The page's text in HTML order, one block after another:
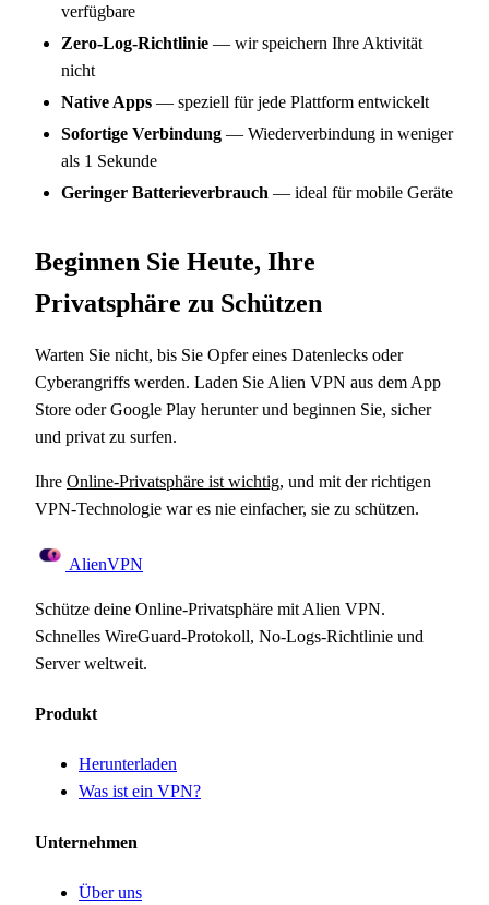
verfügbare
Zero-Log-Richtlinie — wir speichern Ihre Aktivität
nicht
Native Apps — speziell für jede Plattform entwickelt
Sofortige Verbindung — Wiederverbindung in weniger
als 1 Sekunde
Geringer Batterieverbrauch — ideal für mobile Geräte
Beginnen Sie Heute, Ihre
Privatsphäre zu Schützen
Warten Sie nicht, bis Sie Opfer eines Datenlecks oder
Cyberangriffs werden. Laden Sie Alien VPN aus dem App
Store oder Google Play herunter und beginnen Sie, sicher
und privat zu surfen.
Ihre Online-Privatsphäre ist wichtig, und mit der richtigen
VPN-Technologie war es nie einfacher, sie zu schützen.
AlienVPN
Schütze deine Online-Privatsphäre mit Alien VPN.
Schnelles WireGuard-Protokoll, No-Logs-Richtlinie und
Server weltweit.
Produkt
Herunterladen
Was ist ein VPN?
Unternehmen
Über uns